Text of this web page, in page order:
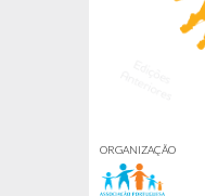
ORGANIZAÇÃO